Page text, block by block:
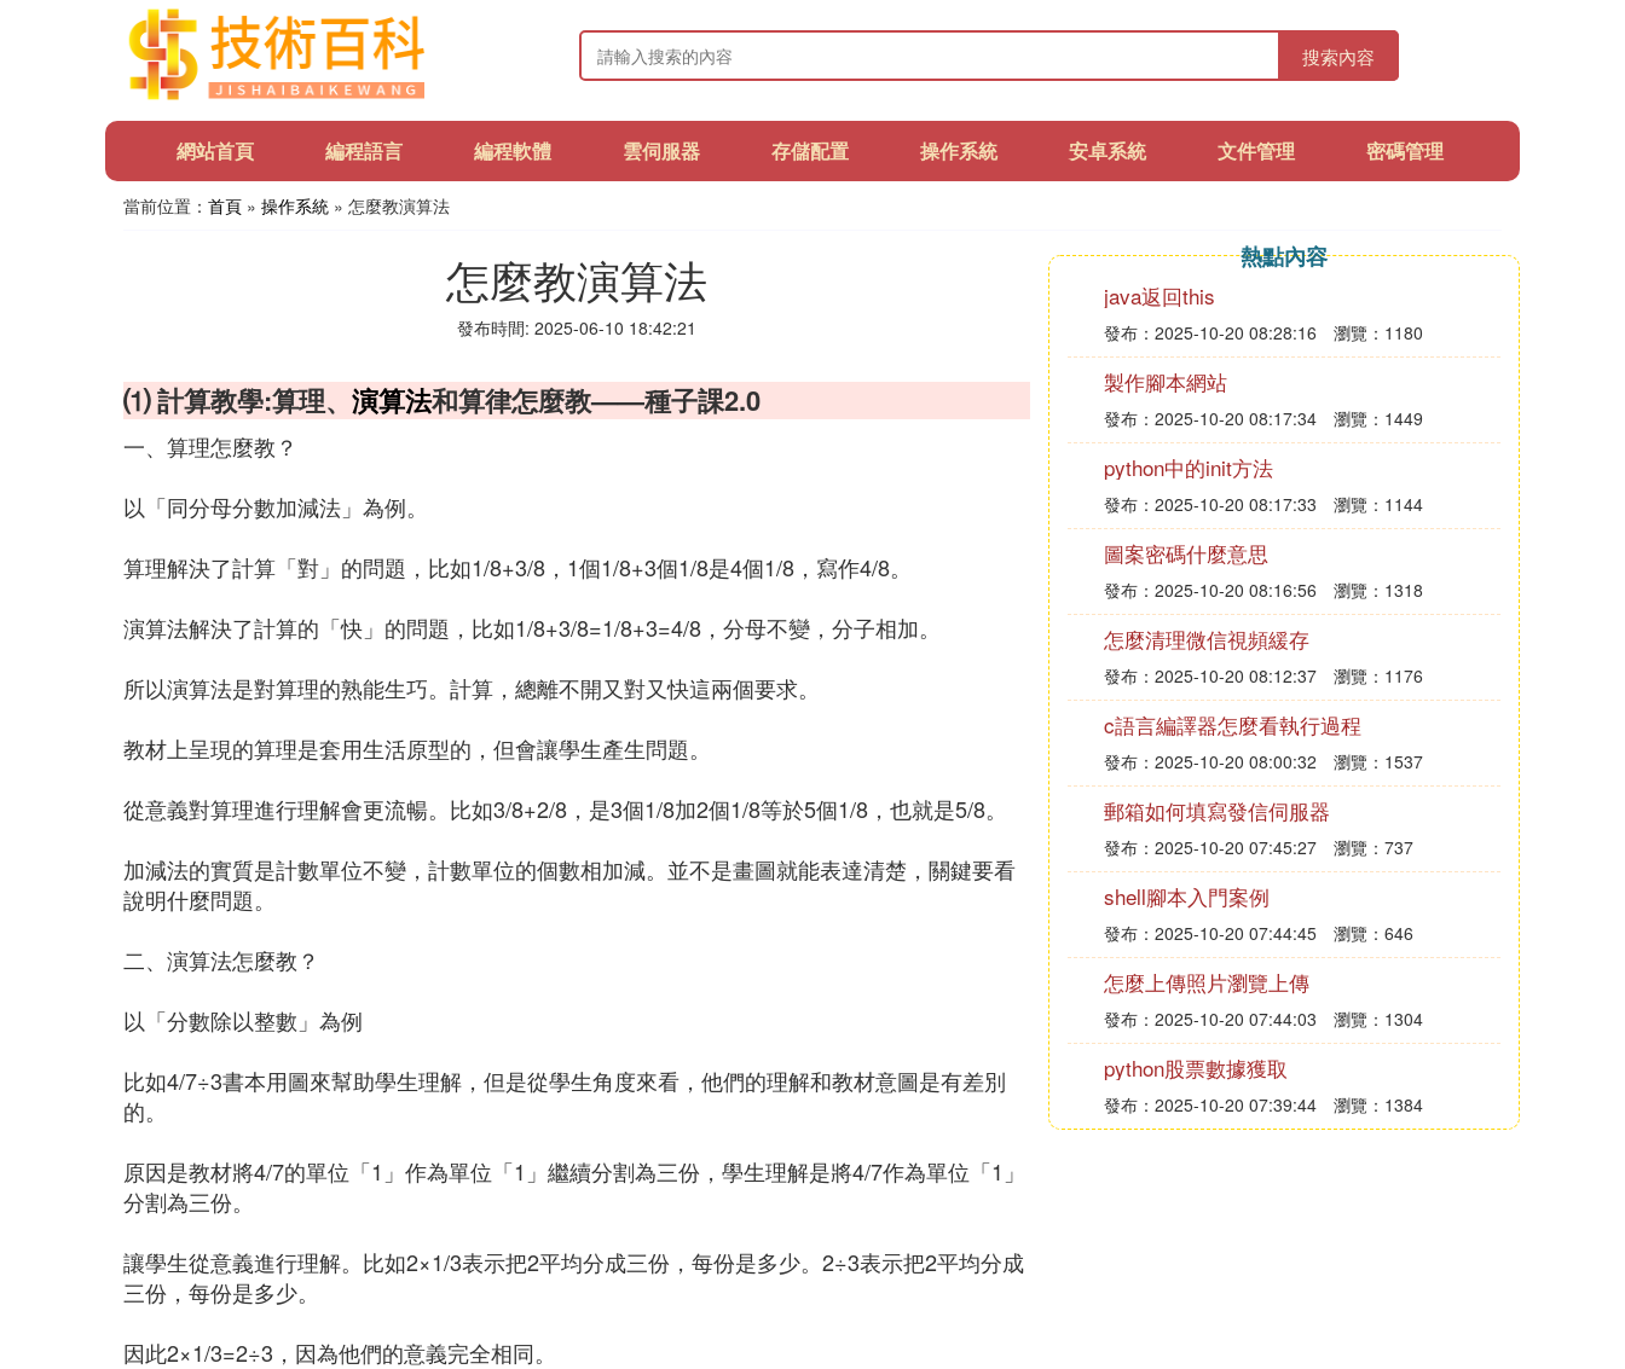
搜索內容
網站首頁 編程語言 編程軟體 雲伺服器 存儲配置 操作系統 安卓系統 文件管理 密碼管理
當前位置： 首頁 » 操作系統 » 怎麼教演算法
怎麼教演算法
發布時間: 2025-06-10 18:42:21
⑴ 計算教學:算理、 演算法和算律怎麼教——種子課2.0
一、算理怎麼教？
以「同分母分數加減法」為例。
算理解決了計算「對」的問題，比如1/8+3/8，1個1/8+3個1/8是4個1/8，寫作4/8。
演算法解決了計算的「快」的問題，比如1/8+3/8=1/8+3=4/8，分母不變，分子相加。
所以演算法是對算理的熟能生巧。計算，總離不開又對又快這兩個要求。
教材上呈現的算理是套用生活原型的，但會讓學生產生問題。
從意義對算理進行理解會更流暢。比如3/8+2/8，是3個1/8加2個1/8等於5個1/8，也就是5/8。
加減法的實質是計數單位不變，計數單位的個數相加減。並不是畫圖就能表達清楚，關鍵要看
說明什麼問題。
二、演算法怎麼教？
以「分數除以整數」為例
比如4/7÷3書本用圖來幫助學生理解，但是從學生角度來看，他們的理解和教材意圖是有差別
的。
原因是教材將4/7的單位「1」作為單位「1」繼續分割為三份，學生理解是將4/7作為單位「1」
分割為三份。
讓學生從意義進行理解。比如2×1/3表示把2平均分成三份，每份是多少。2÷3表示把2平均分成
三份，每份是多少。
因此2×1/3=2÷3，因為他們的意義完全相同。
熱點內容
java返回this
發布：2025-10-20 08:28:16 瀏覽：1180
製作腳本網站
發布：2025-10-20 08:17:34 瀏覽：1449
python中的init方法
發布：2025-10-20 08:17:33 瀏覽：1144
圖案密碼什麼意思
發布：2025-10-20 08:16:56 瀏覽：1318
怎麼清理微信視頻緩存
發布：2025-10-20 08:12:37 瀏覽：1176
c語言編譯器怎麼看執行過程
發布：2025-10-20 08:00:32 瀏覽：1537
郵箱如何填寫發信伺服器
發布：2025-10-20 07:45:27 瀏覽：737
shell腳本入門案例
發布：2025-10-20 07:44:45 瀏覽：646
怎麼上傳照片瀏覽上傳
發布：2025-10-20 07:44:03 瀏覽：1304
python股票數據獲取
發布：2025-10-20 07:39:44 瀏覽：1384